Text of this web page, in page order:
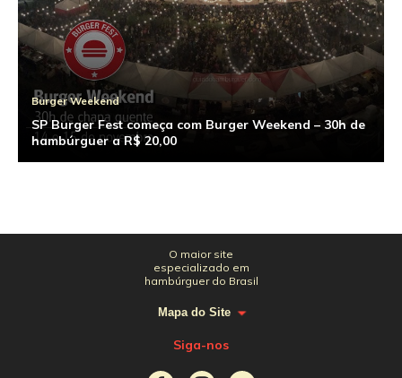
Burger Weekend
SP Burger Fest começa com Burger Weekend – 30h de
hambúrguer a R$ 20,00
O maior site
especializado em
hambúrguer do Brasil
Mapa do Site
Siga-nos